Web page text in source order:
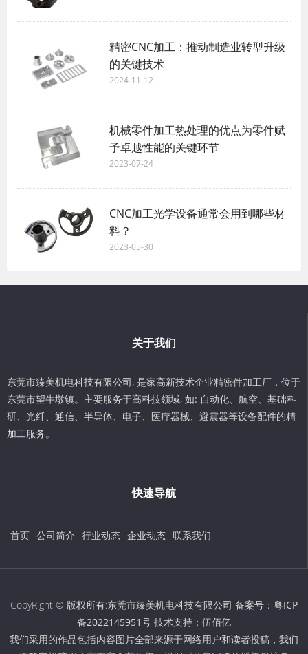
精密CNC加工：推动制造业转型升级
的关键技术
2024-11-12
机械零件加工热处理的优点为零件赋
予卓越性能的关键环节
2023-07-24
CNC加工光学设备通常会用到哪些材
料？
2023-05-30
关于我们
东莞市臻美机电科技有限公司, 是家高新技术企业精密件加工厂，位于
东莞市望牛墩镇。主要服务于高科技领域, 如: 自动化、航空、基础科
研、光纤、通信、半导体、电子、医疗器械、避震器等设备配件的精
加工服务。
快速导航
首页 公司简介 行业动态 企业动态 联系我们
CopyRight © 版权所有:东莞市臻美机电科技有限公司 备案号： 粤ICP
备2022145951号 技术支持： 伍佰亿
我们采用的作品包括内容图片全部来源于网络用户和读者投稿，我们